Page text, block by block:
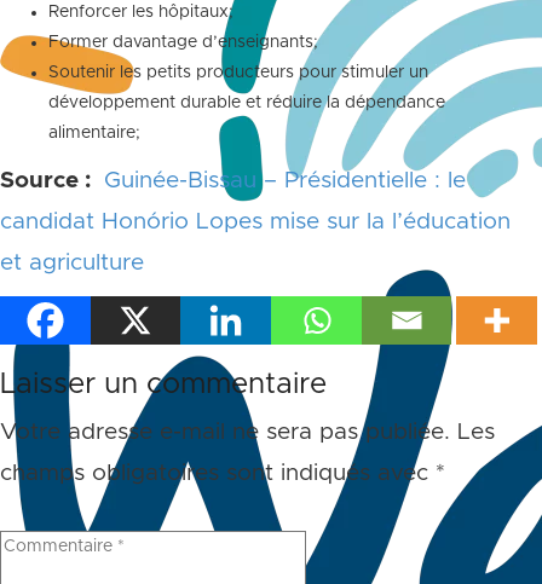
Renforcer les hôpitaux;
Former davantage d’enseignants;
Soutenir les petits producteurs pour stimuler un
développement durable et réduire la dépendance
alimentaire;
Source : Guinée-Bissau – Présidentielle : le
candidat Honório Lopes mise sur la l’éducation
et agriculture
Laisser un commentaire
Votre adresse e-mail ne sera pas publiée. Les
champs obligatoires sont indiqués avec *